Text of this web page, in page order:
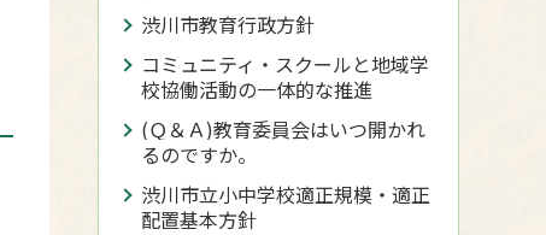
渋川市教育行政方針
コミュニティ・スクールと地域学
校協働活動の一体的な推進
(Ｑ＆Ａ)教育委員会はいつ開かれ
るのですか。
渋川市立小中学校適正規模・適正
配置基本方針